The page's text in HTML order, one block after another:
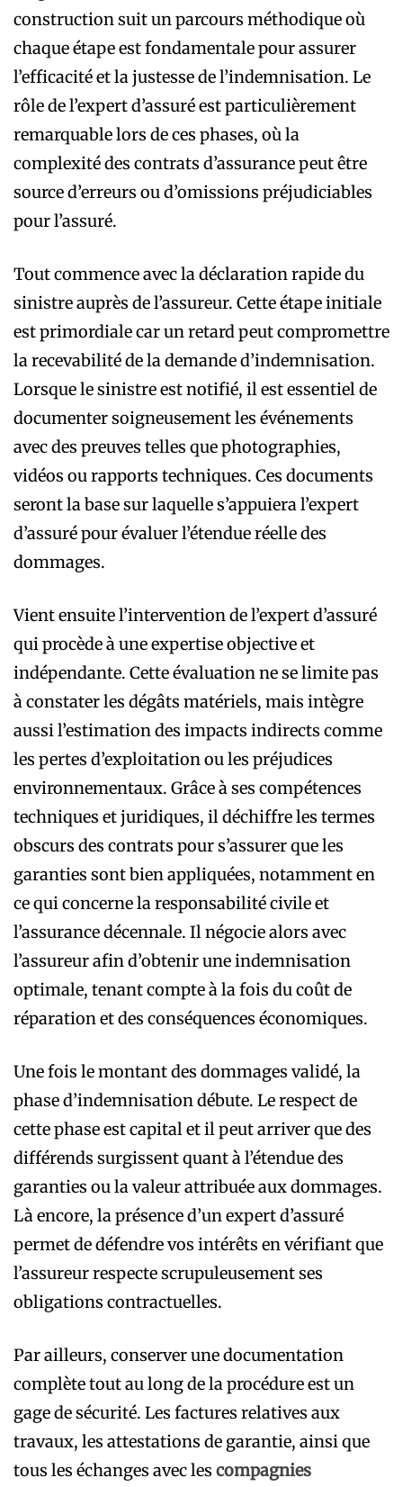
construction suit un parcours méthodique où
chaque étape est fondamentale pour assurer
l’efficacité et la justesse de l’indemnisation. Le
rôle de l’expert d’assuré est particulièrement
remarquable lors de ces phases, où la
complexité des contrats d’assurance peut être
source d’erreurs ou d’omissions préjudiciables
pour l’assuré.
Tout commence avec la déclaration rapide du
sinistre auprès de l’assureur. Cette étape initiale
est primordiale car un retard peut compromettre
la recevabilité de la demande d’indemnisation.
Lorsque le sinistre est notifié, il est essentiel de
documenter soigneusement les événements
avec des preuves telles que photographies,
vidéos ou rapports techniques. Ces documents
seront la base sur laquelle s’appuiera l’expert
d’assuré pour évaluer l’étendue réelle des
dommages.
Vient ensuite l’intervention de l’expert d’assuré
qui procède à une expertise objective et
indépendante. Cette évaluation ne se limite pas
à constater les dégâts matériels, mais intègre
aussi l’estimation des impacts indirects comme
les pertes d’exploitation ou les préjudices
environnementaux. Grâce à ses compétences
techniques et juridiques, il déchiffre les termes
obscurs des contrats pour s’assurer que les
garanties sont bien appliquées, notamment en
ce qui concerne la responsabilité civile et
l’assurance décennale. Il négocie alors avec
l’assureur afin d’obtenir une indemnisation
optimale, tenant compte à la fois du coût de
réparation et des conséquences économiques.
Une fois le montant des dommages validé, la
phase d’indemnisation débute. Le respect de
cette phase est capital et il peut arriver que des
différends surgissent quant à l’étendue des
garanties ou la valeur attribuée aux dommages.
Là encore, la présence d’un expert d’assuré
permet de défendre vos intérêts en vérifiant que
l’assureur respecte scrupuleusement ses
obligations contractuelles.
Par ailleurs, conserver une documentation
complète tout au long de la procédure est un
gage de sécurité. Les factures relatives aux
travaux, les attestations de garantie, ainsi que
tous les échanges avec les compagnies